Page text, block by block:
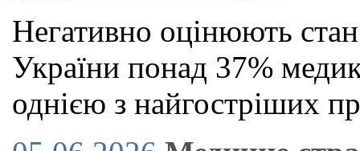
Негативно оцінюють
України понад 37%
однією з найгостріших